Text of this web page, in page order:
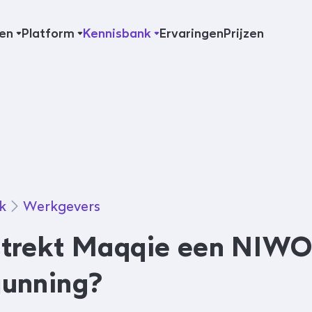
Platform Kennisbank ErvaringenPrijzen
Werkgevers
Maqqie een NIWO